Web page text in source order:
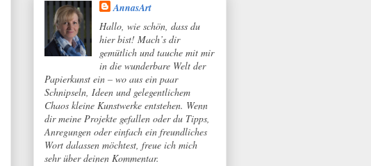
AnnasArt
Hallo, wie schön, dass du
hier bist! Mach’s dir
gemütlich und tauche mit mir
in die wunderbare Welt der
Papierkunst ein – wo aus ein paar
Schnipseln, Ideen und gelegentlichem
Chaos kleine Kunstwerke entstehen. Wenn
dir meine Projekte gefallen oder du Tipps,
Anregungen oder einfach ein freundliches
Wort dalassen möchtest, freue ich mich
sehr über deinen Kommentar.